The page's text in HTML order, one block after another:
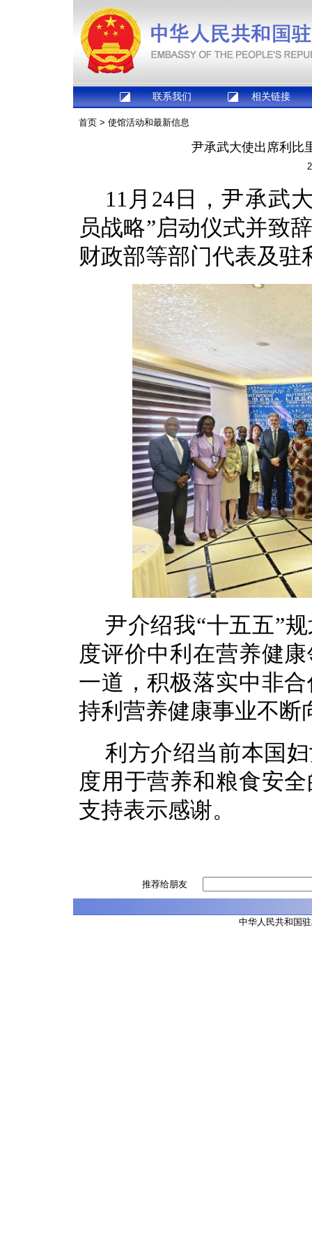
联系我们 相关链接
首页 > 使馆活动和最新信息
尹承武大使出席利比
11月24日，尹承武
员战略”启动仪式并致
财政部等部门代表及驻
尹介绍我“十五五”
度评价中利在营养健
一道，积极落实中非
持利营养健康事业不断
利方介绍当前本国
度用于营养和粮食安
支持表示感谢。
推荐给朋友
中华人民共和国